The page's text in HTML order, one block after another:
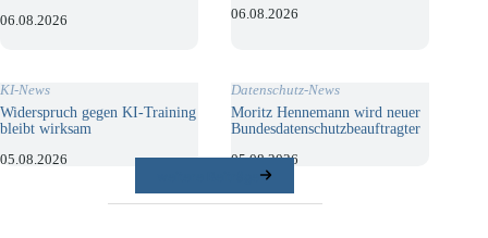
06.08.2026 06.08.2026
KI-News
Widerspruch gegen KI-Training
bleibt wirksam
05.08.2026
Datenschutz-News
Moritz Hennemann wird neuer
Bundesdatenschutzbeauftragter
05.08.2026